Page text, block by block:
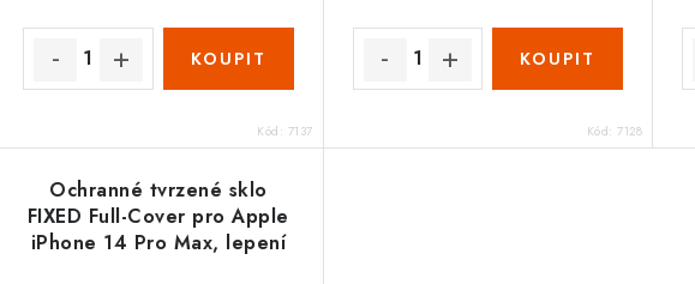
Kód: 7137 Kód:7128
Ochranné tvrzené sklo
FIXED Full-Cover pro Apple
iPhone 14 Pro Max, lepení